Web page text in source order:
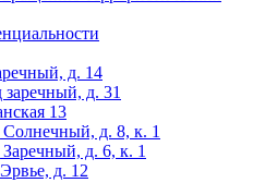
д. 14
д. 31
13
д. 8, к. 1
д. 6, к. 1
д. 12